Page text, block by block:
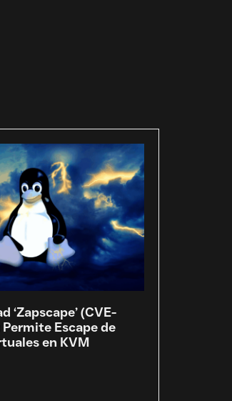
‘Zapscape’ (CVE-
Escape de
en KVM